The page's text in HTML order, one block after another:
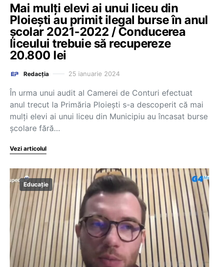
Mai mulți elevi ai unui liceu din
Ploiești au primit ilegal burse în anul
școlar 2021-2022 / Conducerea
liceului trebuie să recupereze
20.800 lei
Redacția 25 ianuarie 2024
În urma unui audit al Camerei de Conturi efectuat
anul trecut la Primăria Ploiești s-a descoperit că mai
mulți elevi ai unui liceu din Municipiu au încasat burse
școlare fără…
Vezi articolul
Educație